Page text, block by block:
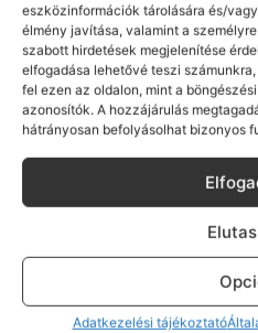
eszközinformációk tárolására és/
élmény javítása, valamint a
szabott hirdetések megjelenítése
elfogadása lehetővé teszi
fel ezen az oldalon, mint a
azonosítók. A hozzájárulás
hátrányosan befolyásolhat bizonyos
Adatkezelési tájékoztató
Sok éve a szegedi piac
Nem egy arctalan webshop
ember veszi fel a telefont,
minket
Korrekt
Hibázni emberi dolog, de a
Ha ritkán előfordul egy hiba,
hanem megoldást.